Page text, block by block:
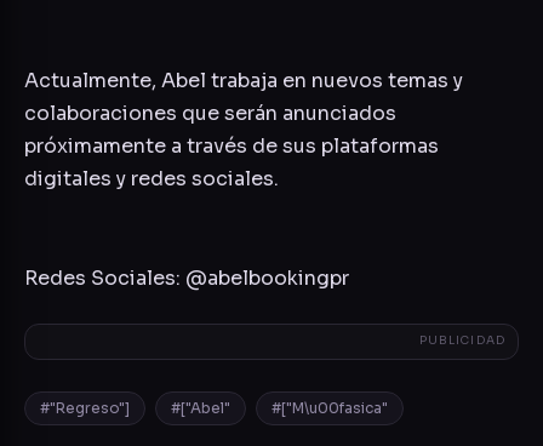
Actualmente, Abel trabaja en nuevos temas y
colaboraciones que serán anunciados
próximamente a través de sus plataformas
digitales y redes sociales.
Redes Sociales: @abelbookingpr
PUBLICIDAD
#"Regreso"] #["Abel" #["M\u00fasica"